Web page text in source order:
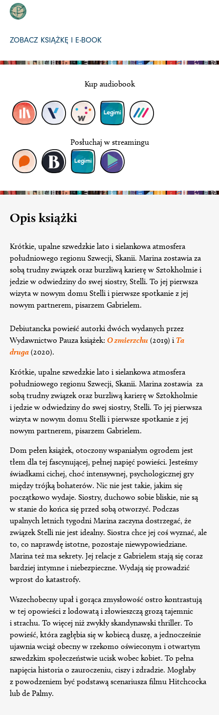
ZOBACZ KSIĄŻKĘ I E-BOOK
Kup audiobook
Posłuchaj w streamingu
Opis książki
Krótkie, upalne szwedzkie lato i sielankowa atmosfera
południowego regionu Szwecji, Skanii. Marina zostawia za
sobą trudny związek oraz burzliwą karierę w Sztokholmie i
jedzie w odwiedziny do swej siostry, Stelli. To jej pierwsza
wizyta w nowym domu Stelli i pierwsze spotkanie z jej
nowym partnerem, pisarzem Gabrielem.
Debiutancka powieść autorki dwóch wydanych przez
Wydawnictwo Pauza książek: O zmierzchu (2019) iTa
druga (2020).
Krótkie, upalne szwedzkie lato i sielankowa atmosfera
południowego regionu Szwecji, Skanii. Marina zostawia za
sobą trudny związek oraz burzliwą karierę w Sztokholmie
i jedzie w odwiedziny do swej siostry, Stelli. To jej pierwsza
wizyta w nowym domu Stelli i pierwsze spotkanie z jej
nowym partnerem, pisarzem Gabrielem.
Dom pełen książek, otoczony wspaniałym ogrodem jest
tłem dla tej fascynującej, pełnej napięć powieści. Jesteśmy
świadkami cichej, choć intensywnej, psychologicznej gry
między trójką bohaterów. Nic nie jest takie, jakim się
początkowo wydaje. Siostry, duchowo sobie bliskie, nie są
w stanie do końca się przed sobą otworzyć. Podczas
upalnych letnich tygodni Marina zaczyna dostrzegać, że
związek Stelli nie jest idealny. Siostra chce jej coś wyznać, ale
to, co naprawdę istotne, pozostaje niewypowiedziane.
Marina też ma sekrety. Jej relacje z Gabrielem stają się coraz
bardziej intymne i niebezpieczne. Wydają się prowadzić
wprost do katastrofy.
Wszechobecny upał i gorąca zmysłowość ostro kontrastują
w tej opowieści z lodowatą i złowieszczą grozą tajemnic
i strachu. To więcej niż zwykły skandynawski thriller. To
powieść, która zagłębia się w kobiecą duszę, a jednocześnie
ujawnia wciąż obecny w rzekomo oświeconym i otwartym
szwedzkim społeczeństwie ucisk wobec kobiet. To pełna
napięcia historia o zauroczeniu, ciszy i zdradzie. Mogłaby
z powodzeniem być podstawą scenariusza filmu Hitchcocka
lub de Palmy.